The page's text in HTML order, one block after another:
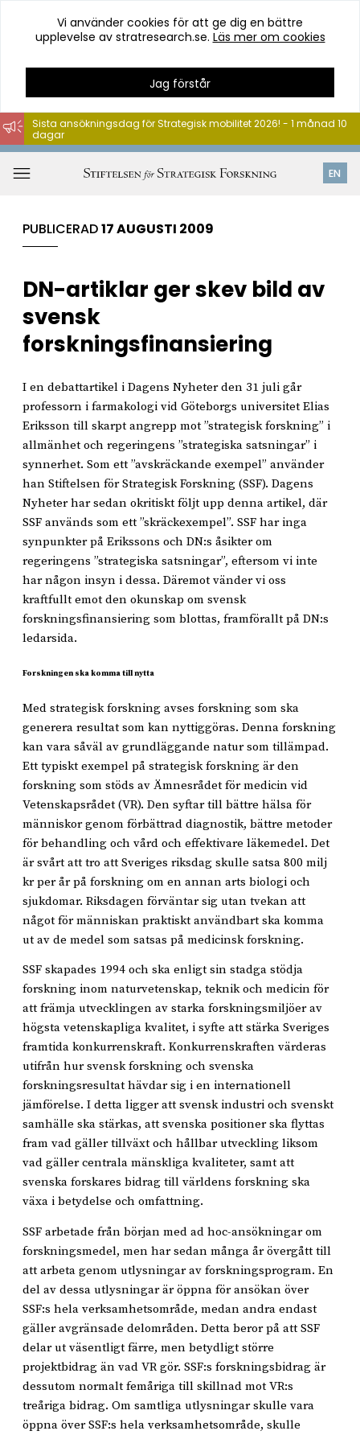
Hoppa
till
innehåll
Vi använder cookies för att ge dig en bättre
upplevelse av stratresearch.se. Läs mer om cookies
Jag förstår
EN
Sista ansökningsdag för Strategisk mobilitet 2026! - 1 månad 10
dagar
PUBLICERAD17 AUGUSTI 2009
DN-artiklar ger skev bild av
svensk
forskningsfinansiering
I en debattartikel i Dagens Nyheter den 31 juli går
professorn i farmakologi vid Göteborgs universitet Elias
Eriksson till skarpt angrepp mot ”strategisk forskning” i
allmänhet och regeringens ”strategiska satsningar” i
synnerhet. Som ett ”avskräckande exempel” använder
han Stiftelsen för Strategisk Forskning (SSF). Dagens
Nyheter har sedan okritiskt följt upp denna artikel, där
SSF används som ett ”skräckexempel”. SSF har inga
synpunkter på Erikssons och DN:s åsikter om
regeringens ”strategiska satsningar”, eftersom vi inte
har någon insyn i dessa. Däremot vänder vi oss
kraftfullt emot den okunskap om svensk
forskningsfinansiering som blottas, framförallt på DN:s
ledarsida.
Forskningen ska komma till nytta
Med strategisk forskning avses forskning som ska
generera resultat som kan nyttiggöras. Denna forskning
kan vara såväl av grundläggande natur som tillämpad.
Ett typiskt exempel på strategisk forskning är den
forskning som stöds av Ämnesrådet för medicin vid
Vetenskapsrådet (VR). Den syftar till bättre hälsa för
människor genom förbättrad diagnostik, bättre metoder
för behandling och vård och effektivare läkemedel. Det
är svårt att tro att Sveriges riksdag skulle satsa 800 milj
kr per år på forskning om en annan arts biologi och
sjukdomar. Riksdagen förväntar sig utan tvekan att
något för människan praktiskt användbart ska komma
ut av de medel som satsas på medicinsk forskning.
SSF skapades 1994 och ska enligt sin stadga stödja
forskning inom naturvetenskap, teknik och medicin för
att främja utvecklingen av starka forskningsmiljöer av
högsta vetenskapliga kvalitet, i syfte att stärka Sveriges
framtida konkurrenskraft. Konkurrenskraften värderas
utifrån hur svensk forskning och svenska
forskningsresultat hävdar sig i en internationell
jämförelse. I detta ligger att svensk industri och svenskt
samhälle ska stärkas, att svenska positioner ska flyttas
fram vad gäller tillväxt och hållbar utveckling liksom
vad gäller centrala mänskliga kvaliteter, samt att
svenska forskares bidrag till världens forskning ska
växa i betydelse och omfattning.
SSF arbetade från början med ad hoc-ansökningar om
forskningsmedel, men har sedan många år övergått till
att arbeta genom utlysningar av forskningsprogram. En
del av dessa utlysningar är öppna för ansökan över
SSF:s hela verksamhetsområde, medan andra endast
gäller avgränsade delområden. Detta beror på att SSF
delar ut väsentligt färre, men betydligt större
projektbidrag än vad VR gör. SSF:s forskningsbidrag är
dessutom normalt femåriga till skillnad mot VR:s
treåriga bidrag. Om samtliga utlysningar skulle vara
öppna över SSF:s hela verksamhetsområde, skulle